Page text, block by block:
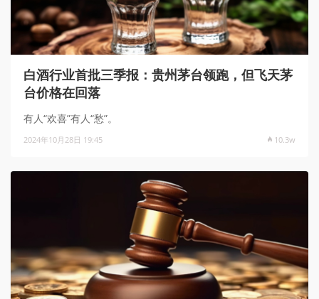
白酒行业首批三季报：贵州茅台领跑，但飞天茅
台价格在回落
有人“欢喜”有人“愁”。
2024年10月28日 19:45 10.3w